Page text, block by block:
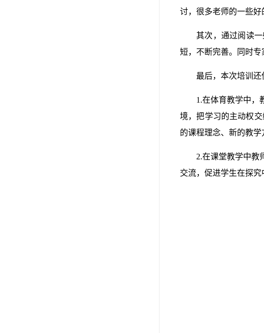
讨，很多老师的一些好
其次，通过阅读
短，不断完善。同时专
最后，本次培训还
1.在体育教学中，
境，把学习的主动权
的课程理念、新的教学
2.在课堂教学中教
交流，促进学生在探